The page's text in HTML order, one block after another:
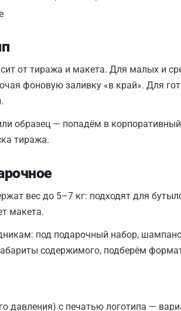
от тиража и макета. Для малых и
фоновую заливку «в край». Для
образец — попадём в
тиража.
вес до 5–7 кг: подходят для
макета.
под подарочный набор,
содержимого, подберём
с печатью логотипа —